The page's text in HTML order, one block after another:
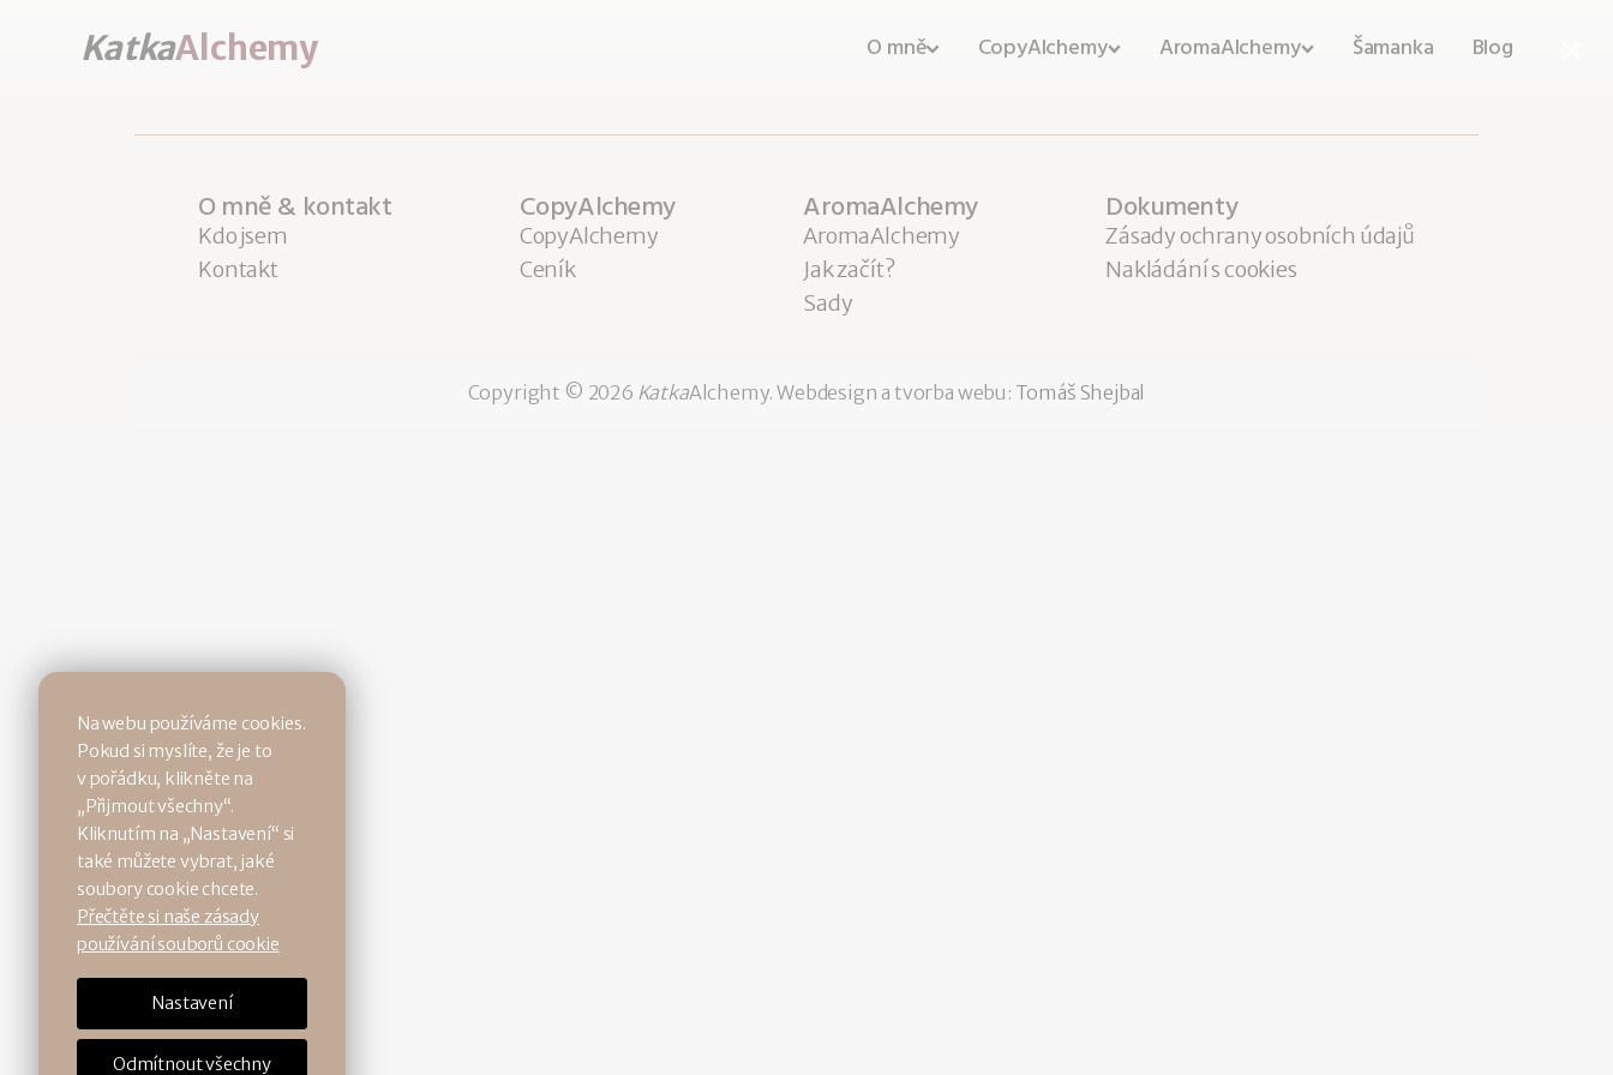
KatkaAlchemy O mně CopyAlchemy AromaAlchemy Šamanka Blog
O mně & kontakt
Kdo jsem
Kontakt
CopyAlchemy
CopyAlchemy
Ceník
AromaAlchemy
AromaAlchemy
Jak začít?
Sady
Dokumenty
Zásady ochrany osobních údajů
Nakládání s cookies
Copyright © 2026 KatkaAlchemy.Webdesign a tvorba webu: Tomáš Shejbal
Na webu používáme cookies.
Pokud si myslíte, že je to
v pořádku, klikněte na
„Přijmout všechny“.
Kliknutím na „Nastavení“ si
také můžete vybrat, jaké
soubory cookie chcete.
Přečtěte si naše zásady
používání souborů cookie
Nastavení
Odmítnout všechny